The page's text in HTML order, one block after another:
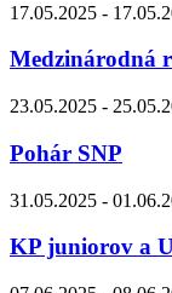
17.05.2025 -
Medzinárodná
23.05.2025 -
Pohár SNP
31.05.2025 -
KP juniorov a